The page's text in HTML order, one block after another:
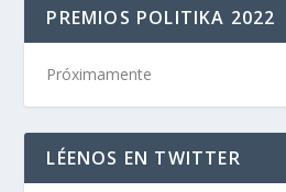
PREMIOS POLITIKA 2022
Próximamente
LÉENOS EN TWITTER